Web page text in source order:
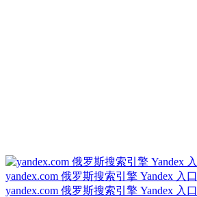
yandex.com 俄罗斯搜索引擎 Yandex 入口
yandex.com 俄罗斯搜索引擎 Yandex 入口